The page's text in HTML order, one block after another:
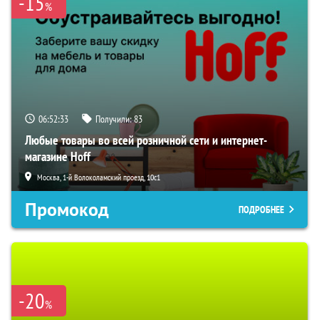
%
06:52:32 Получили:83
Любые товары во всей розничной сети и интернет-
магазине Hoff
Москва, 1-й Волоколамский проезд, 10с1
Промокод ПОДРОБНЕЕ
-20%